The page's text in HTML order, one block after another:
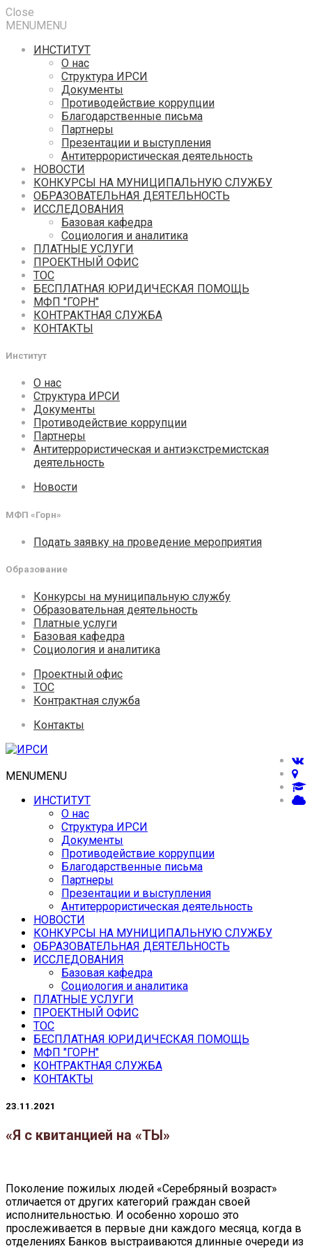
Close
MENUMENU
ИНСТИТУТ
О нас
Структура ИРСИ
Документы
Противодействие коррупции
Благодарственные письма
Партнеры
Презентации и выступления
Антитеррористическая деятельность
НОВОСТИ
КОНКУРСЫ НА МУНИЦИПАЛЬНУЮ СЛУЖБУ
ОБРАЗОВАТЕЛЬНАЯ ДЕЯТЕЛЬНОСТЬ
ИССЛЕДОВАНИЯ
Базовая кафедра
Социология и аналитика
ПЛАТНЫЕ УСЛУГИ
ПРОЕКТНЫЙ ОФИС
ТОС
БЕСПЛАТНАЯ ЮРИДИЧЕСКАЯ ПОМОЩЬ
МФП "ГОРН"
КОНТРАКТНАЯ СЛУЖБА
КОНТАКТЫ
Институт
О нас
Структура ИРСИ
Документы
Противодействие коррупции
Партнеры
Антитеррористическая и антиэкстремистская
деятельность
Новости
МФП «Горн»
Подать заявку на проведение мероприятия
Образование
Конкурсы на муниципальную службу
Образовательная деятельность
Платные услуги
Базовая кафедра
Социология и аналитика
Проектный офис
ТОС
Контрактная служба
Контакты
MENUMENU
ИНСТИТУТ
О нас
Структура ИРСИ
Документы
Противодействие коррупции
Благодарственные письма
Партнеры
Презентации и выступления
Антитеррористическая деятельность
НОВОСТИ
КОНКУРСЫ НА МУНИЦИПАЛЬНУЮ СЛУЖБУ
ОБРАЗОВАТЕЛЬНАЯ ДЕЯТЕЛЬНОСТЬ
ИССЛЕДОВАНИЯ
Базовая кафедра
Социология и аналитика
ПЛАТНЫЕ УСЛУГИ
ПРОЕКТНЫЙ ОФИС
ТОС
БЕСПЛАТНАЯ ЮРИДИЧЕСКАЯ ПОМОЩЬ
МФП "ГОРН"
КОНТРАКТНАЯ СЛУЖБА
КОНТАКТЫ
23.11.2021
«Я с квитанцией на «ТЫ»
Поколение пожилых людей «Серебряный возраст»
отличается от других категорий граждан своей
исполнительностью. И особенно хорошо это
прослеживается в первые дни каждого месяца, когда в
отделениях Банков выстраиваются длинные очереди из